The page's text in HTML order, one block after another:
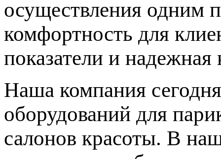
осуществления одним
комфортность для
показатели и надежная
Наша компания
оборудований для
салонов красоты. В